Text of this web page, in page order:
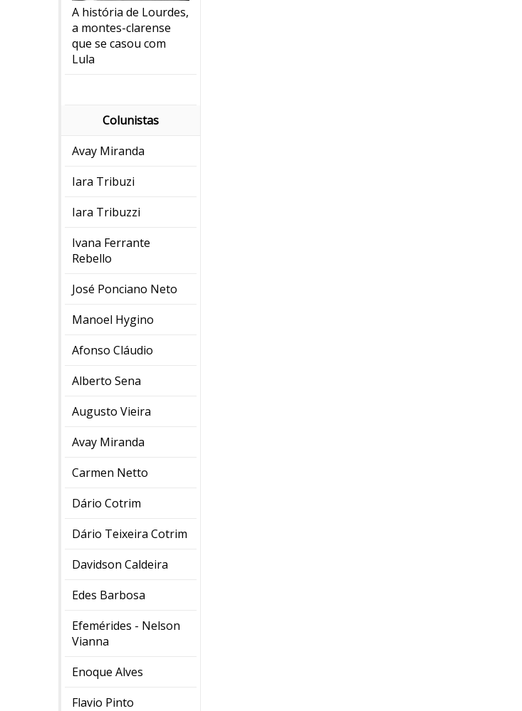
A história de Lourdes,
a montes-clarense
que se casou com
Lula
Colunistas
Avay Miranda
Iara Tribuzi
Iara Tribuzzi
Ivana Ferrante
Rebello
José Ponciano Neto
Manoel Hygino
Afonso Cláudio
Alberto Sena
Augusto Vieira
Avay Miranda
Carmen Netto
Dário Cotrim
Dário Teixeira Cotrim
Davidson Caldeira
Edes Barbosa
Efemérides - Nelson
Vianna
Enoque Alves
Flavio Pinto